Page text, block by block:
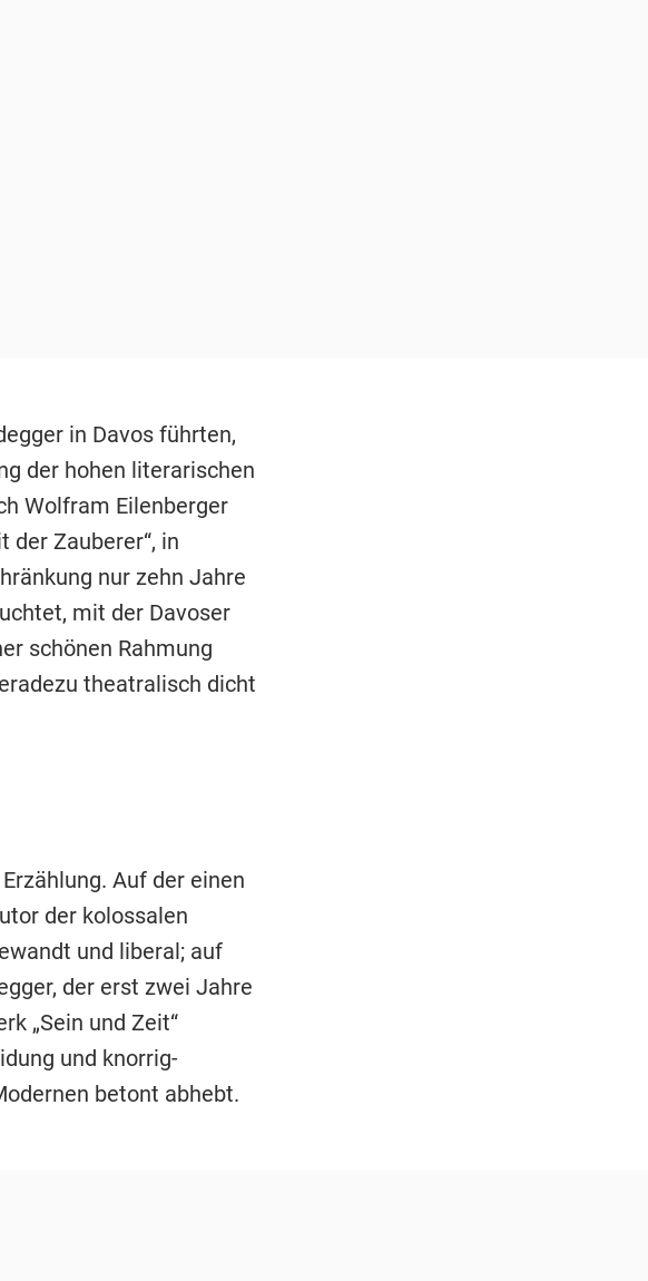
in Davos führten,
der hohen literarischen
Wolfram Eilenberger
der Zauberer“, in
nur zehn Jahre
mit der Davoser
schönen Rahmung
theatralisch dicht
Auf der einen
der kolossalen
und liberal; auf
der erst zwei Jahre
„Sein und Zeit“
und knorrig-
betont abhebt.